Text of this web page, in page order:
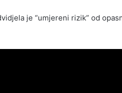
je “umjereni rizik” od